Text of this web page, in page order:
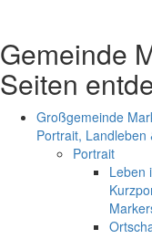
Gemeinde
Seiten
Großgemeinde
Portrait, Landleben
Portrait
Leben